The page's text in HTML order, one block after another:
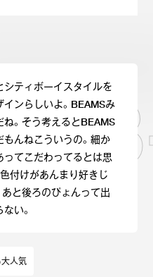
ー 免責事項 お問い合わせ
シティボーイスタイルを
インらしいよ。BEAMSみ
ね。そう考えるとBEAMS
もんねこういうの。細か
ってこだわってるとは思
色付けがあんまり好きじ
あと後ろのぴょんって出
い。
人気